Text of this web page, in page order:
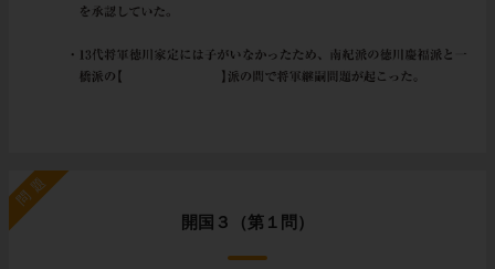
問題
開国３（第１問）